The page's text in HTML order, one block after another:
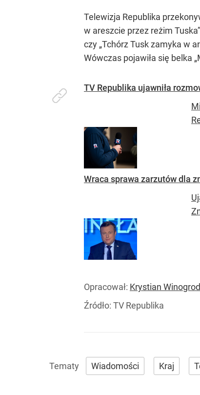
Telewizja Republika
w areszcie przez reżim
czy „Tchórz Tusk zamyka w
Wówczas pojawiła się belka
TV Republika ujawniła
Wraca sprawa zarzutów dla
Opracował: Krystian
Źródło: TV Republika
Wiadomości Kraj